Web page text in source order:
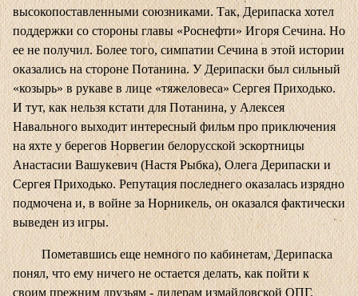
высокопоставленными союзниками. Так, Дерипаска хотел
поддержки со стороны главы «Роснефти» Игоря Сечина. Но
ее не получил. Более того, симпатии Сечина в этой истории
оказались на стороне Потанина. У Дерипаски был сильный
«козырь» в рукаве в лице «тяжеловеса» Сергея Приходько.
И тут, как нельзя кстати для Потанина, у Алексея
Навального выходит интересный фильм про приключения
на яхте у берегов Норвегии белорусской эскортницы
Анастасии Вашукевич (Настя Рыбка), Олега Дерипаски и
Сергея Приходько. Репутация последнего оказалась изрядно
подмочена и, в войне за Норникель, он оказался фактически
выведен из игры.
Пометавшись еще немного по кабинетам, Дерипаска
понял, что ему ничего не остается делать, как пойти к
своим прежним друзьям - лидерам измайловской ОПГ.